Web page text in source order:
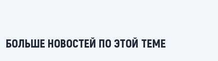
БОЛЬШЕ НОВОСТЕЙ ПО ЭТОЙ ТЕМЕ